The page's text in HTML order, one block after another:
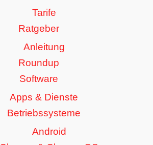
Tarife
Ratgeber
Anleitung
Roundup
Software
Apps & Dienste
Betriebssysteme
Android